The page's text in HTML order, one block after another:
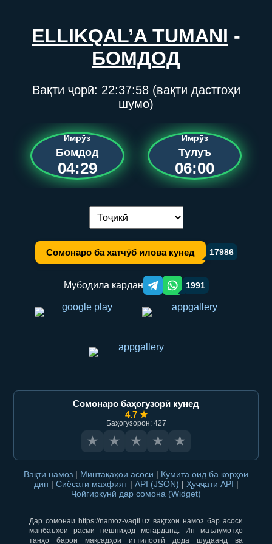
ELLIKQAL’A TUMANI -
БОМДОД
Вақти ҷорӣ: 22:37:58(вақти дастгоҳи
шумо)
Имрӯз
Бомдод
04:29
Имрӯз
Тулуъ
06:00
Иваз кардани забон:
Сомонаро ба хатчӯб илова кунед 17986
Мубодила кардан Telegram orqali ulashish
WhatsApp orqali ulashish
1991
Сомонаро баҳогузорӣ кунед
4.7 ★
Баҳогузорон: 427
★ ★ ★ ★ ★
Вақти намоз | Минтақаҳои асосӣ | Кумита оид ба корҳои
дин | Сиёсати махфият | API (JSON) | Ҳуҷҷати API |
Ҷойгиркунӣ дар сомона (Widget)
Дар сомонаи https://namoz-vaqti.uz вақтҳои намоз бар асоси
манбаъҳои расмӣ пешниҳод мегарданд. Ин маълумотҳо
танҳо барои мақсадҳои иттилоотӣ дода шудаанд ва